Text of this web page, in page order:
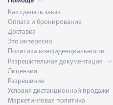
Как сделать заказ
Оплата и бронирование
Доставка
Это интересно
Политика конфиденциальности
Разрешительная документация
Лицензия
Разрешение
Условия дистанционной продажи
Маркетинговая политика